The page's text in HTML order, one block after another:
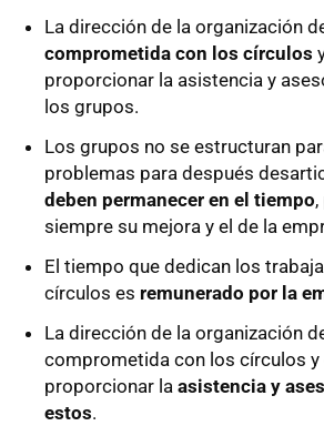
La dirección de la organización
comprometida con los círculos
proporcionar la asistencia y
los grupos.
Los grupos no se estructuran
problemas para después
deben permanecer en el tiempo
siempre su mejora y el de la
El tiempo que dedican los
círculos es remunerado por la
La dirección de la organización
comprometida con los círculos y
proporcionar la asistencia y
estos.